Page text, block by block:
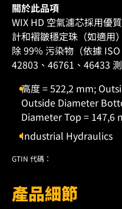
關於此品項
WIX HD 空氣濾芯採用優
計和褶皺穩定珠（如適用
除 99% 污染物（依據
42803、46761、46433
高度 = 522,2 mm;
Outside Diameter
Diameter Top = 147,6
Industrial Hydraulics
GTIN 代碼：
產品細節